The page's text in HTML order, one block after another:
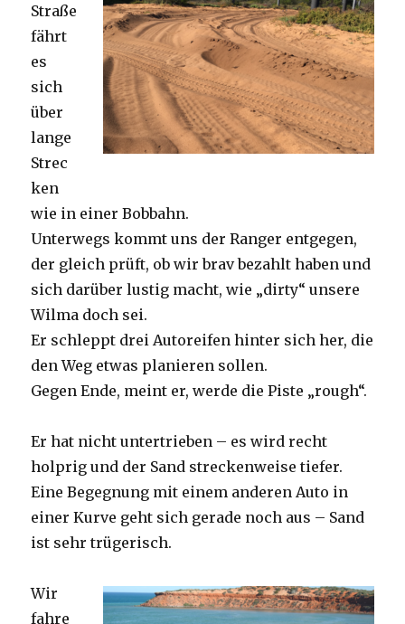
Straße
fährt
es
sich
über
lange
Strec
ken
wie in einer Bobbahn.
Unterwegs kommt uns der Ranger entgegen,
der gleich prüft, ob wir brav bezahlt haben und
sich darüber lustig macht, wie „dirty“ unsere
Wilma doch sei.
Er schleppt drei Autoreifen hinter sich her, die
den Weg etwas planieren sollen.
Gegen Ende, meint er, werde die Piste „rough“.
Er hat nicht untertrieben – es wird recht
holprig und der Sand streckenweise tiefer.
Eine Begegnung mit einem anderen Auto in
einer Kurve geht sich gerade noch aus – Sand
ist sehr trügerisch.
Wir
fahre